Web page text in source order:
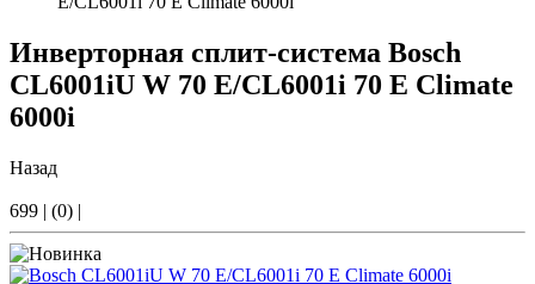
Инверторная сплит-система Bosch
CL6001iU W 70 E/CL6001i 70 E Climate
6000i
Назад
699 | (0) |